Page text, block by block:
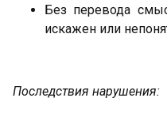
Без перевода
искажен или
Последствия нарушения: